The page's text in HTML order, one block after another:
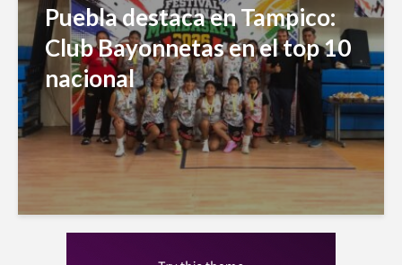
Puebla destaca en Tampico:
Club Bayonnetas en el top 10
nacional